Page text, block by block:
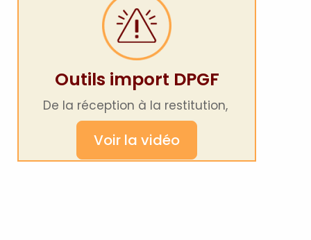
Outils import DPGF
De la réception à la restitution,
Voir la vidéo